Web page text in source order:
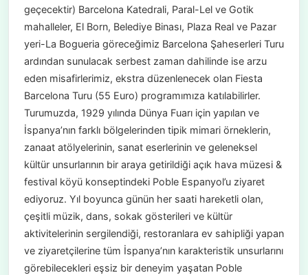
geçecektir) Barcelona Katedrali, Paral-Lel ve Gotik
mahalleler, El Born, Belediye Binası, Plaza Real ve Pazar
yeri-La Bogueria göreceğimiz Barcelona Şaheserleri Turu
ardından sunulacak serbest zaman dahilinde ise arzu
eden misafirlerimiz, ekstra düzenlenecek olan Fiesta
Barcelona Turu (55 Euro) programımıza katılabilirler.
Turumuzda, 1929 yılında Dünya Fuarı için yapılan ve
İspanya’nın farklı bölgelerinden tipik mimari örneklerin,
zanaat atölyelerinin, sanat eserlerinin ve geleneksel
kültür unsurlarının bir araya getirildiği açık hava müzesi &
festival köyü konseptindeki Poble Espanyol’u ziyaret
ediyoruz. Yıl boyunca günün her saati hareketli olan,
çeşitli müzik, dans, sokak gösterileri ve kültür
aktivitelerinin sergilendiği, restoranlara ev sahipliği yapan
ve ziyaretçilerine tüm İspanya’nın karakteristik unsurlarını
görebilecekleri eşsiz bir deneyim yaşatan Poble